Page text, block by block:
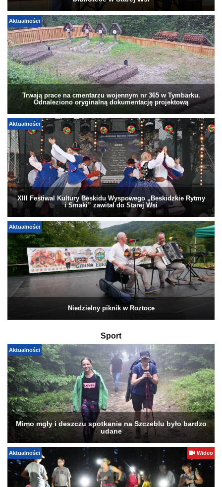
Aktualności
Trwają prace na cmentarzu wojennym nr 365 w Tymbarku.
Odnaleziono oryginalną dokumentację projektową
Aktualności
XIII Festiwal Kultury Beskidu Wyspowego „Beskidzkie Rytmy
i Smaki” zawitał do Starej Wsi
Aktualności
Niedzielny piknik w Roztoce
Sport
Aktualności
Mimo mgły i deszczu spotkanie na Szczeblu było bardzo
udane
Aktualności Wideo